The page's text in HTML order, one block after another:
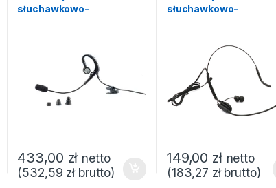
słuchawkowo-
433,00 zł netto
(532,59 złbrutto)
słuchawkowo-
149,00 zł netto
(183,27 złbrutto)